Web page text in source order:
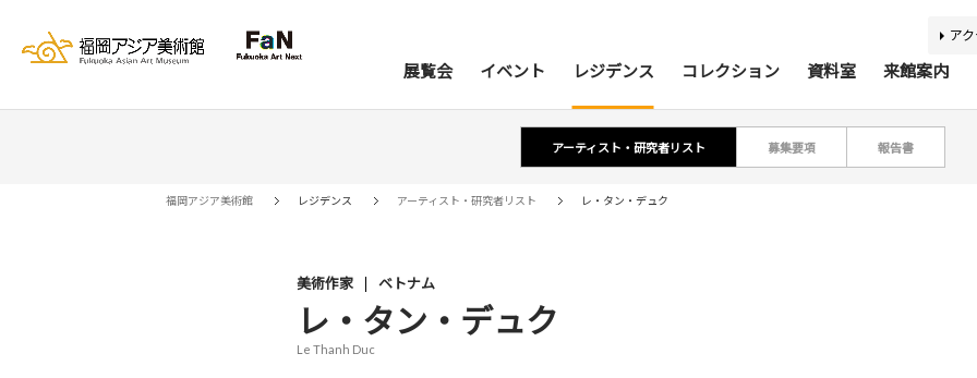
展覧会 イベント レジデンス コレクション 資料室 来館案内
利用案内
基本理念
ア
アーティスト・研究者リスト 募集要項 報告書
福岡アジア美術館 レジデンス アーティスト・研究者リスト レ・タン・デュク
美術作家 ベトナム
レ・タン・デュク
Le Thanh Duc